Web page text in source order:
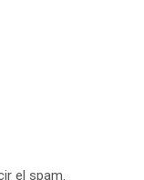
el spam.